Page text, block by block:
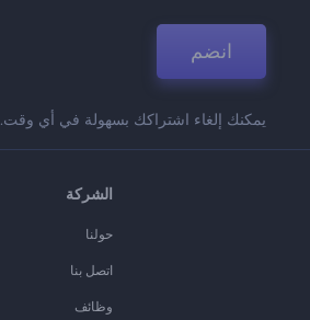
انضم
يمكنك إلغاء اشتراكك بسهولة في أي وقت.
الشركة
حولنا
اتصل بنا
وظائف